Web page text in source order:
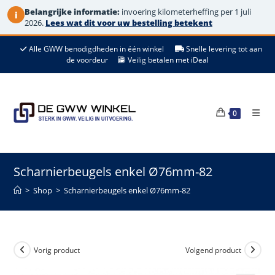
i Belangrijke informatie: invoering kilometerheffing per 1 juli
2026. Lees wat dit voor uw bestelling betekent
de
Alle GWW benodigdheden in één winkel
Snelle levering tot aan
de voordeur
Veilig betalen met iDeal
0
Scharnierbeugels enkel Ø76mm-82
> Shop > Scharnierbeugels enkel Ø76mm-82
Vorig product Volgend product